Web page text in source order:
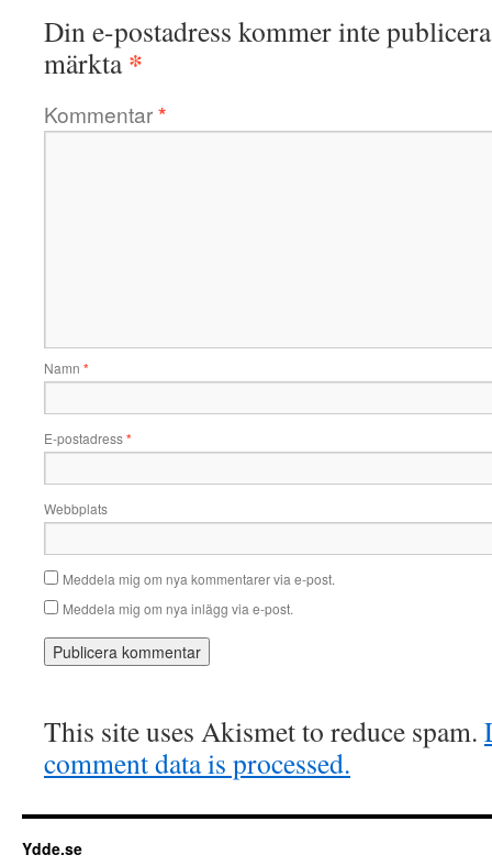
Din e-postadress kommer inte
märkta*
Kommentar*
Namn *
E-postadress*
Webbplats
Meddela mig om nya kommentarer via e-post.
Meddela mig om nya inlägg via e-post.
This site uses Akismet to reduce spam.
comment data is processed.
Ydde.se